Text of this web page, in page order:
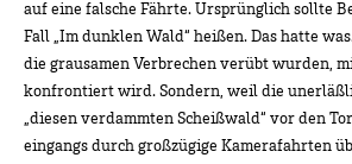
auf eine falsche Fährte. Ursprünglich sollte
Fall „Im dunklen Wald“ heißen. Das hatte
die grausamen Verbrechen verübt wurden,
konfrontiert wird. Sondern, weil die
„diesen verdammten Scheißwald“ vor den
eingangs durch großzügige Kamerafahrten